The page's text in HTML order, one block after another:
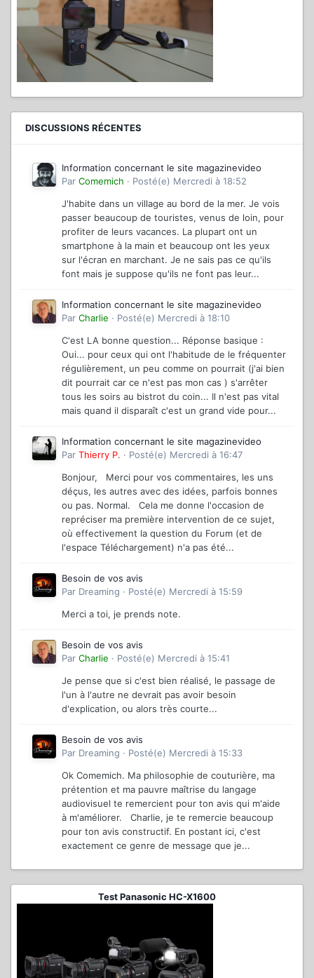
DISCUSSIONS RÉCENTES
Information concernant le site magazinevideo
Par Comemich · Posté(e) Mercredi à 18:52
J'habite dans un village au bord de la mer. Je vois
passer beaucoup de touristes, venus de loin, pour
profiter de leurs vacances. La plupart ont un
smartphone à la main et beaucoup ont les yeux
sur l'écran en marchant. Je ne sais pas ce qu'ils
font mais je suppose qu'ils ne font pas leur...
Information concernant le site magazinevideo
Par Charlie · Posté(e) Mercredi à 18:10
C'est LA bonne question... Réponse basique :
Oui... pour ceux qui ont l'habitude de le fréquenter
régulièrement, un peu comme on pourrait (j'ai bien
dit pourrait car ce n'est pas mon cas ) s'arrêter
tous les soirs au bistrot du coin... Il n'est pas vital
mais quand il disparaît c'est un grand vide pour...
Information concernant le site magazinevideo
Par Thierry P. · Posté(e) Mercredi à 16:47
Bonjour, Merci pour vos commentaires, les uns
déçus, les autres avec des idées, parfois bonnes
ou pas. Normal. Cela me donne l'occasion de
repréciser ma première intervention de ce sujet,
où effectivement la question du Forum (et de
l'espace Téléchargement) n'a pas été...
Besoin de vos avis
Par Dreaming · Posté(e) Mercredi à 15:59
Merci a toi, je prends note.
Besoin de vos avis
Par Charlie · Posté(e) Mercredi à 15:41
Je pense que si c'est bien réalisé, le passage de
l'un à l'autre ne devrait pas avoir besoin
d'explication, ou alors très courte...
Besoin de vos avis
Par Dreaming · Posté(e) Mercredi à 15:33
Ok Comemich. Ma philosophie de couturière, ma
prétention et ma pauvre maîtrise du langage
audiovisuel te remercient pour ton avis qui m'aide
à m'améliorer. Charlie, je te remercie beaucoup
pour ton avis constructif. En postant ici, c'est
exactement ce genre de message que je...
Test Panasonic HC-X1600